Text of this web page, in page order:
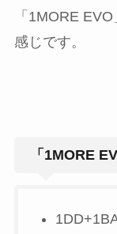
「1MORE
感じです。
「1MORE